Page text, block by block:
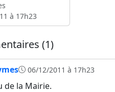
à 17h23
(1)
06/12/2011 à 17h23
de la Mairie.